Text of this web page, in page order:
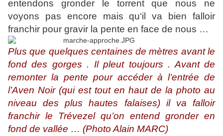
entendons gronder le torrent que nous ne
voyons pas encore mais qu‘il va bien falloir
franchir pour gravir la pente en face de nous …
Plus que quelques centaines de mètres avant le
fond des gorges . Il pleut toujours . Avant de
remonter la pente pour accéder à l’entrée de
l’Aven Noir (qui est tout en haut de la photo au
niveau des plus hautes falaises) il va falloir
franchir le Trévezel qu’on entend gronder en
fond de vallée … (Photo Alain MARC)